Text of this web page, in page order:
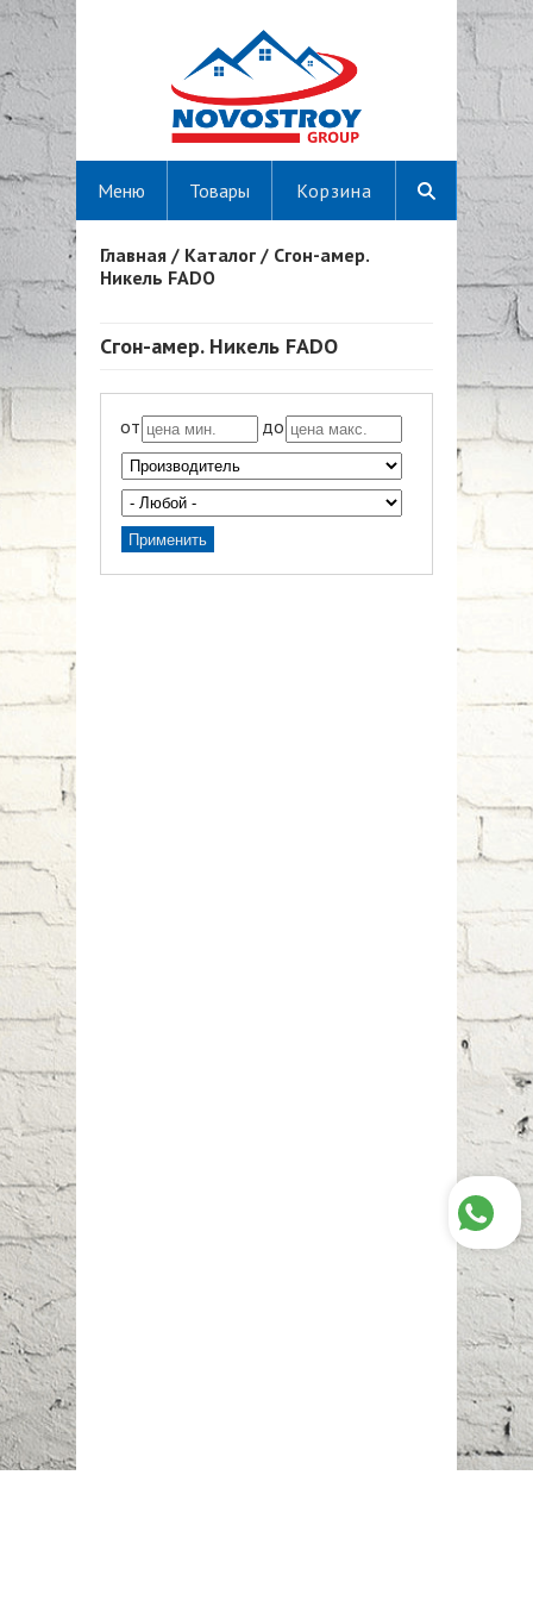
Корзина
Меню Товары
Вы здесь
Главная / Каталог / Сгон-амер.
Никель FADO
Сгон-амер. Никель FADO
от до